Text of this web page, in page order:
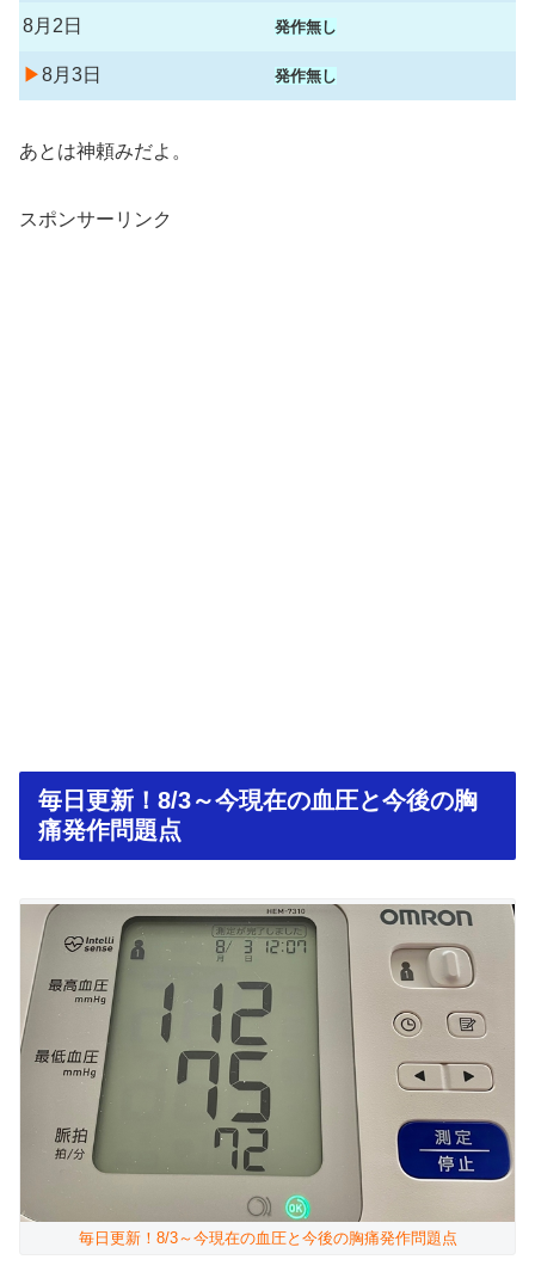
8月2日 発作無し
▶8月3日 発作無し
あとは神頼みだよ。
スポンサーリンク
毎日更新！8/3～今現在の血圧と今後の胸
痛発作問題点
毎日更新！8/3～今現在の血圧と今後の胸痛発作問題点